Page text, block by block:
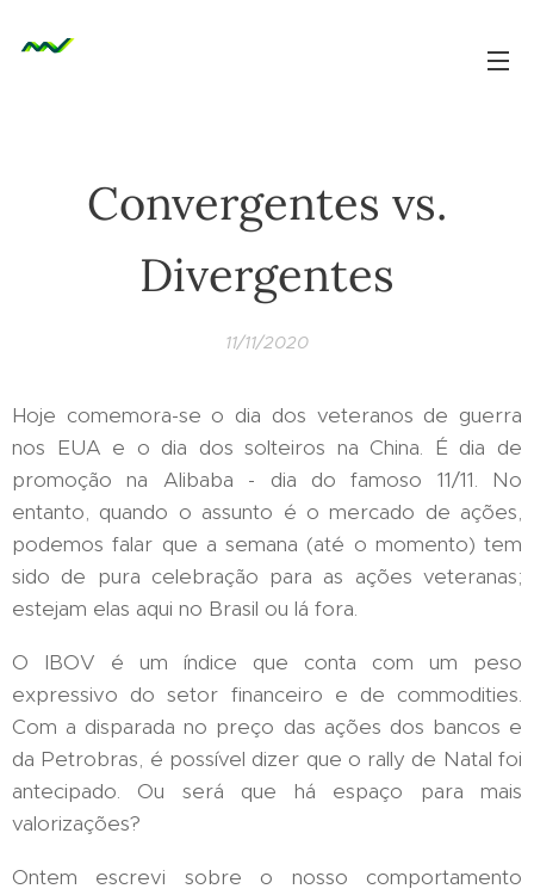
Convergentes vs.
Divergentes
11/11/2020
Hoje comemora-se o dia dos veteranos de guerra
nos EUA e o dia dos solteiros na China. É dia de
promoção na Alibaba - dia do famoso 11/11. No
entanto, quando o assunto é o mercado de ações,
podemos falar que a semana (até o momento) tem
sido de pura celebração para as ações veteranas;
estejam elas aqui no Brasil ou lá fora.
O IBOV é um índice que conta com um peso
expressivo do setor financeiro e de commodities.
Com a disparada no preço das ações dos bancos e
da Petrobras, é possível dizer que o rally de Natal foi
antecipado. Ou será que há espaço para mais
valorizações?
Ontem escrevi sobre o nosso comportamento